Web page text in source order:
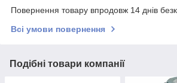
Повернення товару впродовж 14 днів
Всі умови повернення
Подібні товари компанії